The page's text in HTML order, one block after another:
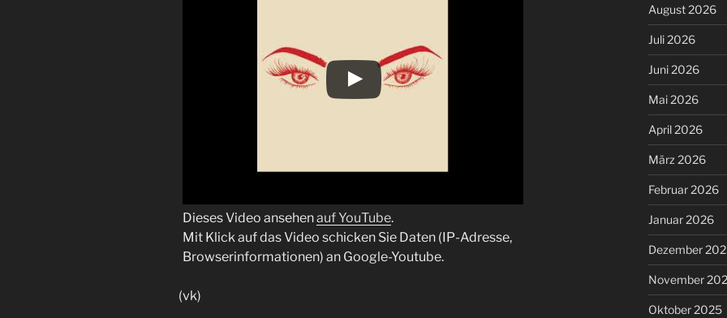
Dieses Video ansehenauf YouTube.
Mit Klick auf das Video schicken Sie Daten (IP-Adresse,
Browserinformationen) an Google-Youtube.
(vk)
August 2026
Juli 2026
Juni 2026
Mai 2026
April 2026
März 2026
Februar 2026
Januar 2026
Dezember
November
Oktober 2025